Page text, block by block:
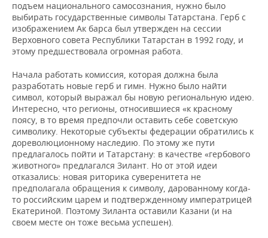
подъем национального самосознания, нужно было
выбирать государственные символы Татарстана. Герб с
изображением Ак барса был утвержден на сессии
Верховного совета Республики Татарстан в 1992 году, и
этому предшествовала огромная работа.
Начала работать комиссия, которая должна была
разработать новые герб и гимн. Нужно было найти
символ, который выражал бы новую региональную идею.
Интересно, что регионы, относившиеся «к красному
поясу, в то время предпочли оставить себе советскую
символику. Некоторые субъекты федерации обратились к
дореволюционному наследию. По этому же пути
предлагалось пойти и Татарстану: в качестве «гербового
животного» предлагался Зилант. Но от этой идеи
отказались: новая риторика суверенитета не
предполагала обращения к символу, дарованному когда-
то российским царем и подтвержденному императрицей
Екатериной. Поэтому Зиланта оставили Казани (и на
своем месте он тоже весьма успешен).